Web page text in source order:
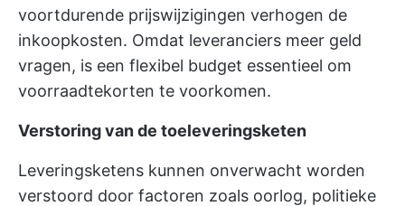
voortdurende prijswijzigingen verhogen de
inkoopkosten. Omdat leveranciers meer geld
vragen, is een flexibel budget essentieel om
voorraadtekorten te voorkomen.
Verstoring van de toeleveringsketen
Leveringsketens kunnen onverwacht worden
verstoord door factoren zoals oorlog, politieke